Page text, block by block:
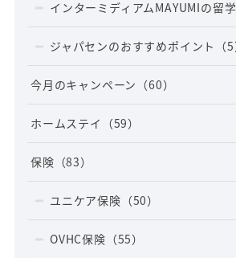
インターミディアムMAYUMIの留
ジャパセンのおすすめポイント （5
今月のキャンペーン （60）
ホームステイ （59）
保険 （83）
ユニケア保険 （50）
OVHC保険 （55）